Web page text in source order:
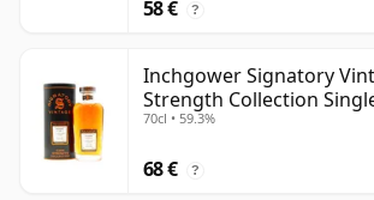
58 € ?
Inchgower Signatory
Strength Collection
70cl • 59.3%
68 € ?